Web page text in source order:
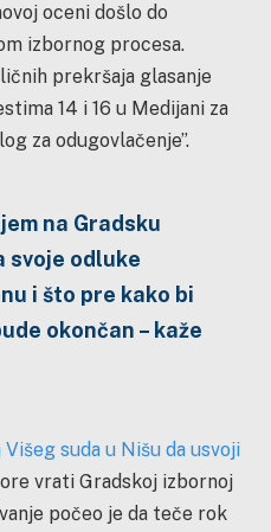
oceni došlo do
izbornog procesa.
prekršaja glasanje
14 i 16 u Medijani za
za odugovlačenje”.
na Gradsku
svoje odluke
i što pre kako bi
okončan – kaže
suda u Nišu da usvoji
vrati Gradskoj izbornoj
počeo je da teče rok